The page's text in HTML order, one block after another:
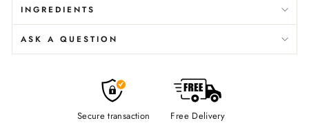
INGREDIENTS
ASK A QUESTION
Secure transaction Free Delivery